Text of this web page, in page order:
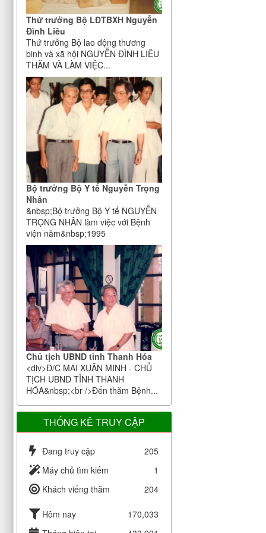
Thứ trưởng Bộ LĐTBXH Nguyễn
Đình Liêu
Thứ trưởng Bộ lao động thương
binh và xã hội NGUYỄN ĐÌNH LIÊU
THĂM VÀ LÀM VIỆC...
Bộ trưởng Bộ Y tế Nguyễn Trọng
Nhân
&nbsp;Bộ trưởng Bộ Y tế NGUYỄN
TRỌNG NHÂN làm việc với Bệnh
viện năm&nbsp;1995
Chủ tịch UBND tỉnh Thanh Hóa
<div>Đ/C MAI XUÂN MINH - CHỦ
TỊCH UBND TỈNH THANH
HÓA&nbsp;<br />Đến thăm Bệnh...
THỐNG KÊ TRUY CẬP
Đang truy cập
205
Máy chủ tìm kiếm
1
Khách viếng thăm
204
Hôm nay
170,033